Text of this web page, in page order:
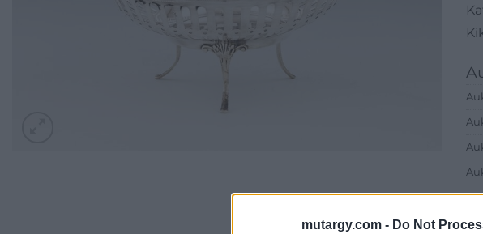
mutargy.com - Do Not